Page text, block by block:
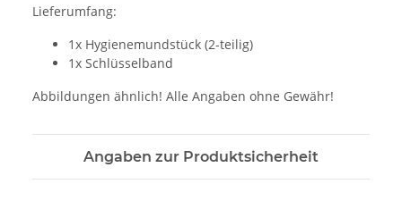
Lieferumfang:
1x Hygienemundstück (2-teilig)
1x Schlüsselband
Abbildungen ähnlich! Alle Angaben ohne Gewähr!
Angaben zur Produktsicherheit